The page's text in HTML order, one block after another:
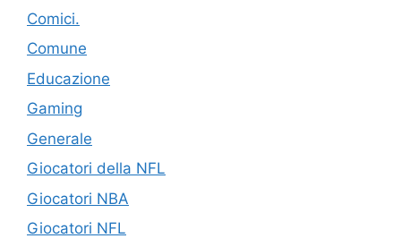
Comici.
Comune
Educazione
Gaming
Generale
Giocatori della NFL
Giocatori NBA
Giocatori NFL